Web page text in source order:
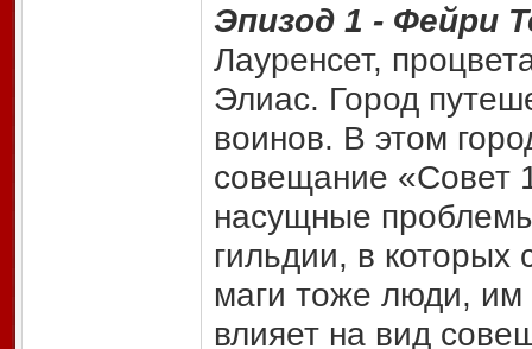
Эпизод 1 - Фейри
Лауренсет,
Элиас. Город
воинов. В этом
совещание «Совет
насущные
гильдии, в которых
маги тоже люди, им
влияет на вид